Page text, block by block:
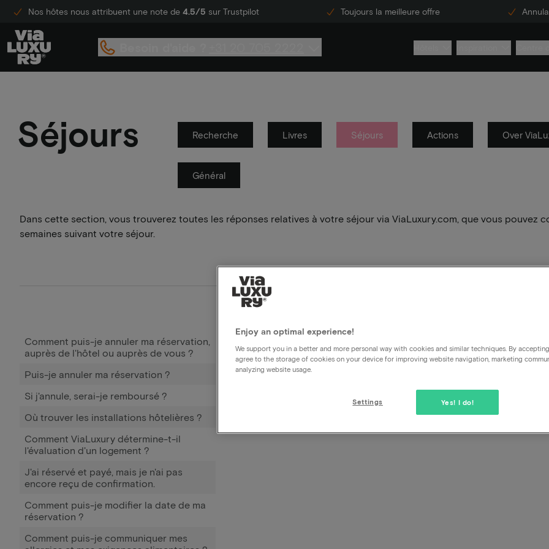
Nos hôtes nous attribuent une note de 4.5/5 sur Trustpilot Toujours la meilleure offre
Séjours Recherche Livres Séjours Actions Over
Général
Dans cette section, vous trouverez toutes les réponses relatives à votre séjour via ViaLuxury.com, que vous pouvez
semaines suivant votre séjour.
Comment puis-je annuler ma réservation,
auprès de l'hôtel ou auprès de vous ?
Puis-je annuler ma réservation ?
Si j'annule, serai-je remboursé ?
Où trouver les installations hôtelières ?
Comment ViaLuxury détermine-t-il
l'évaluation d'un logement ?
J'ai réservé et payé, mais je n'ai pas
encore reçu de confirmation.
Comment puis-je modifier la date de ma
réservation ?
Comment puis-je communiquer mes
Je souhaite modifier ma
Si vous avez choisi l'option d'annulation flexible dans le
Enjoy an optimal experience!
We support you in a better and more personal way with cookies and similar techniques. By
agree to the storage of cookies on your device for improving website navigation, marketing
analyzing website usage.
Yes! I do!
Settings